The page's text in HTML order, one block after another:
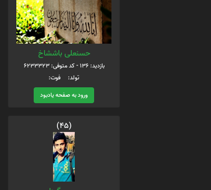
حسنعلی باششاخ
بازدید: 136 - کد متوفی: 6233323
تولد: فوت:
ورود به صفحه یادبود
(45)